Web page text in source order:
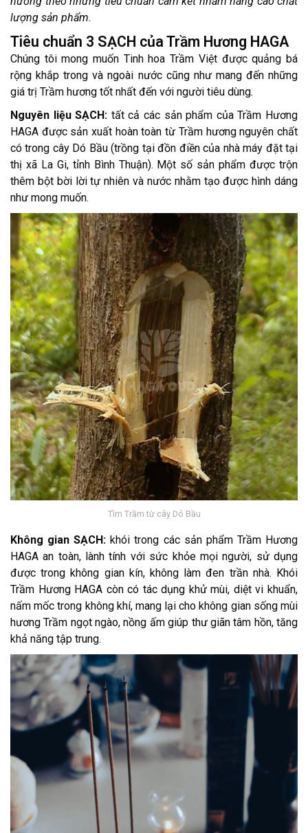
lượng sản phẩm.
Tiêu chuẩn 3 SẠCH của Trầm Hương HAGA
Chúng tôi mong muốn Tinh hoa Trầm Việt được quảng bá
rộng khắp trong và ngoài nước cũng như mang đến những
giá trị Trầm hương tốt nhất đến với người tiêu dùng.
Nguyên liệu SẠCH: tất cả các sản phẩm của Trầm Hương
HAGA được sản xuất hoàn toàn từ Trầm hương nguyên chất
có trong cây Dó Bầu (trồng tại đồn điền của nhà máy đặt tại
thị xã La Gi, tỉnh Bình Thuận). Một số sản phẩm được trộn
thêm bột bời lời tự nhiên và nước nhằm tạo được hình dáng
như mong muốn.
Tìm Trầm từ cây Dó Bầu
Không gian SẠCH: khói trong các sản phẩm Trầm Hương
HAGA an toàn, lành tính với sức khỏe mọi người, sử dụng
được trong không gian kín, không làm đen trần nhà. Khói
Trầm Hương HAGA còn có tác dụng khử mùi, diệt vi khuẩn,
nấm mốc trong không khí, mang lại cho không gian sống mùi
hương Trầm ngọt ngào, nồng ấm giúp thư giãn tâm hồn, tăng
khả năng tập trung.